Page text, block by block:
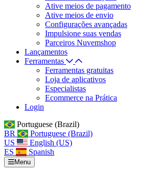
Ative meios de pagamento
Ative meios de envio
Configurações avançadas
Impulsione suas vendas
Parceiros Nuvemshop
Lançamentos
Ferramentas
Ferramentas gratuitas
Loja de aplicativos
Especialistas
Ecommerce na Prática
Login
Portuguese (Brazil)
BR
Portuguese (Brazil)
US
English (US)
ES
Spanish
Menu